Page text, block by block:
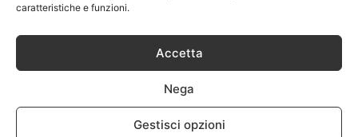
caratteristiche e funzioni.
Accetta
Nega
Gestisci opzioni
cambia?
6 prodotti per il mare da portare in
valigia